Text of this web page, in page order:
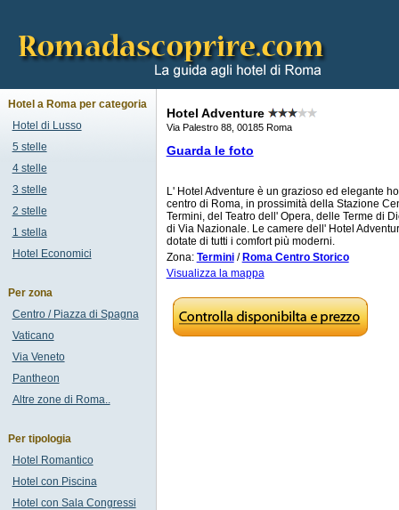
Hotel Adventure
Via Palestro 88, 00185 Roma
Guarda le foto
L' Hotel Adventure è un grazioso ed elegante
centro di Roma, in prossimità della Stazione
Termini, del Teatro dell' Opera, delle Terme di
di Via Nazionale. Le camere dell' Hotel
dotate di tutti i comfort più moderni.
Zona: Termini/ Roma Centro Storico
Visualizza la mappa
Hotel a Roma per categoria
Hotel di Lusso
5 stelle
4 stelle
3 stelle
2 stelle
1 stella
Hotel Economici
Per zona
Centro / Piazza di Spagna
Vaticano
Via Veneto
Pantheon
Altre zone di Roma..
Per tipologia
Hotel Romantico
Hotel con Piscina
Hotel con Sala Congressi